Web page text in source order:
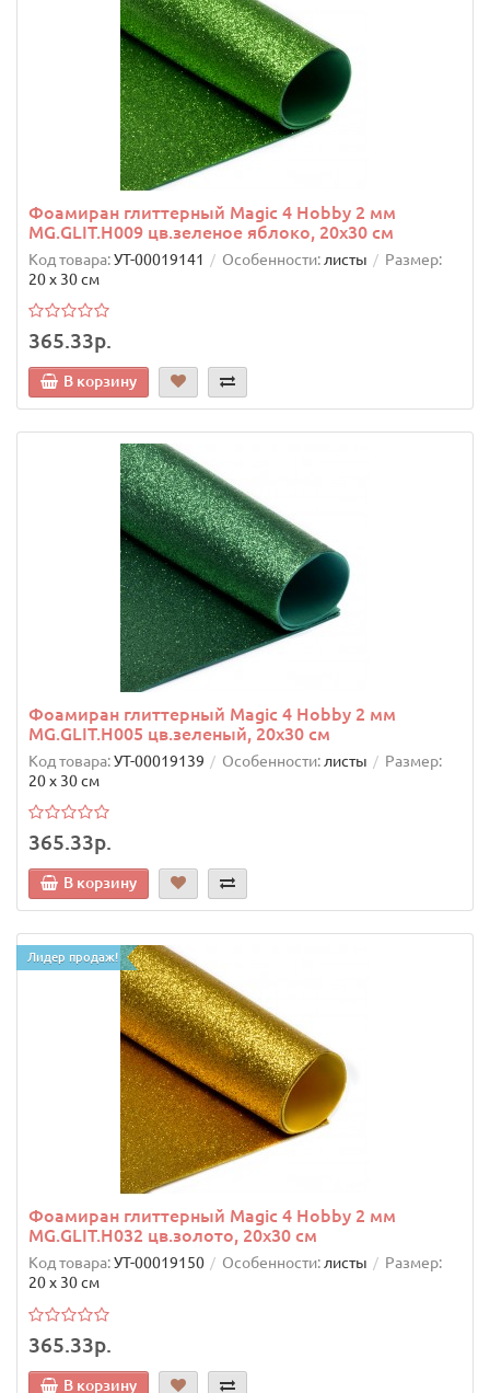
Фоамиран глиттерный Magic 4 Hobby 2 мм
MG.GLIT.H009 цв.зеленое яблоко, 20х30 см
Код товара:УТ-00019141 Особенности: листы
Размер:
20 х 30 см
365.33р.
В корзину
Фоамиран глиттерный Magic 4 Hobby 2 мм
MG.GLIT.H005 цв.зеленый, 20х30 см
Код товара:УТ-00019139 Особенности: листы
Размер:
20 х 30 см
365.33р.
В корзину
Лидер продаж!
Фоамиран глиттерный Magic 4 Hobby 2 мм
MG.GLIT.H032 цв.золото, 20х30 см
Код товара:УТ-00019150 Особенности:листы
Размер:
20 х 30 см
365.33р.
В корзину